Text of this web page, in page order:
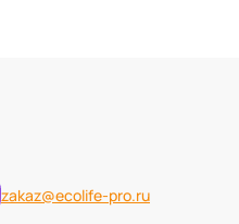
zakaz@ecolife-pro.ru